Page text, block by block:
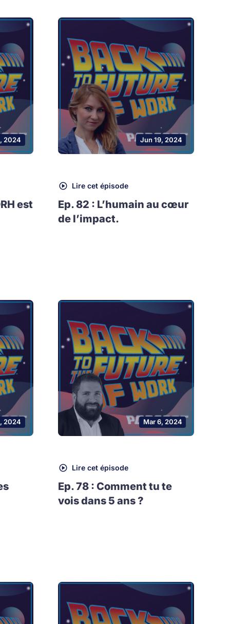
2024
est
Jun 19, 2024
Lire cet épisode
Ep. 82 : L’humain au cœur
de l’impact.
2024 Mar 6, 2024
Lire cet épisode
Ep. 78 : Comment tu te
vois dans 5 ans ?